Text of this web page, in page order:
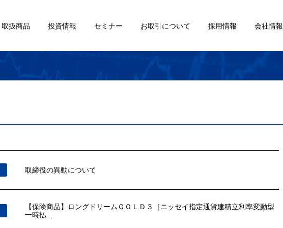
取扱商品 投資情報 セミナー お取引について 採用情報 会社情報
取締役の異動について
【保険商品】ロングドリームＧＯＬＤ３［ニッセイ指定通貨建積立利率変動型
一時払...